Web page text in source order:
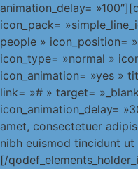
animation_delay=
icon_pack=
people » icon_position=
icon_type= »normal »
icon_animation= »yes »
link= »# » target=
icon_animation_delay=
amet, consectetuer
nibh euismod tincidunt
[/